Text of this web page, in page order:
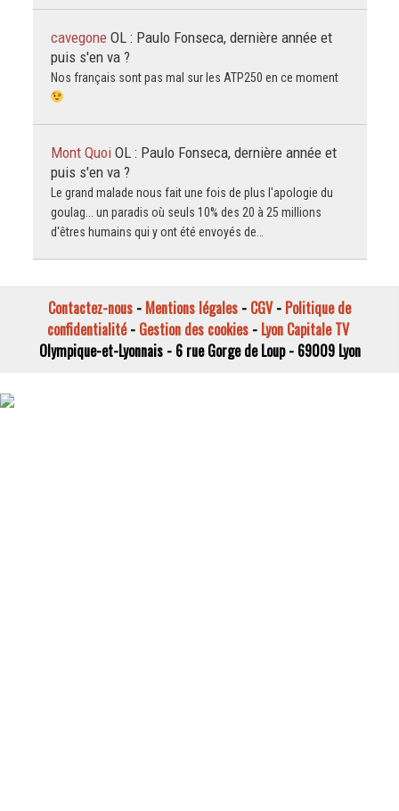
cavegone OL : Paulo Fonseca, dernière année et
puis s'en va ?
Nos français sont pas mal sur les ATP250 en ce moment
Mont Quoi OL : Paulo Fonseca, dernière année et
puis s'en va ?
Le grand malade nous fait une fois de plus l'apologie du
goulag... un paradis où seuls 10% des 20 à 25 millions
d'êtres humains qui y ont été envoyés de…
Contactez-nous - Mentions légales - CGV- Politique de
confidentialité- Gestion des cookies- Lyon Capitale TV
Olympique-et-Lyonnais - 6 rue Gorge de Loup - 69009 Lyon